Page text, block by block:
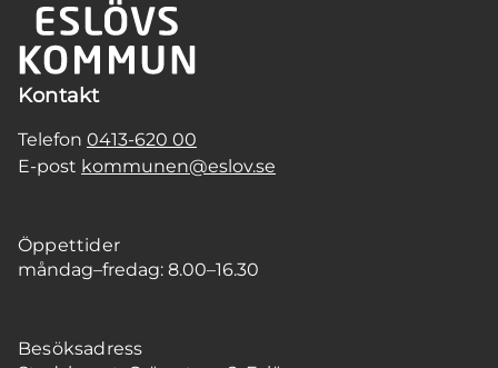
Kontakt
Telefon 0413-620 00
E-post kommunen@eslov.se
Öppettider
måndag–fredag: 8.00–16.30
Besöksadress